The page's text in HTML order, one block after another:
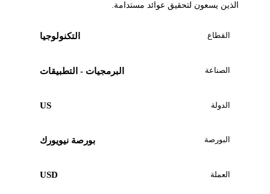
الذين يسعون لتحقيق عوائد مستدامة.
القطاع التكنولوجيا
الصناعة البرمجيات - التطبيقات
الدولة US
البورصة بورصة نيويورك
العملة USD